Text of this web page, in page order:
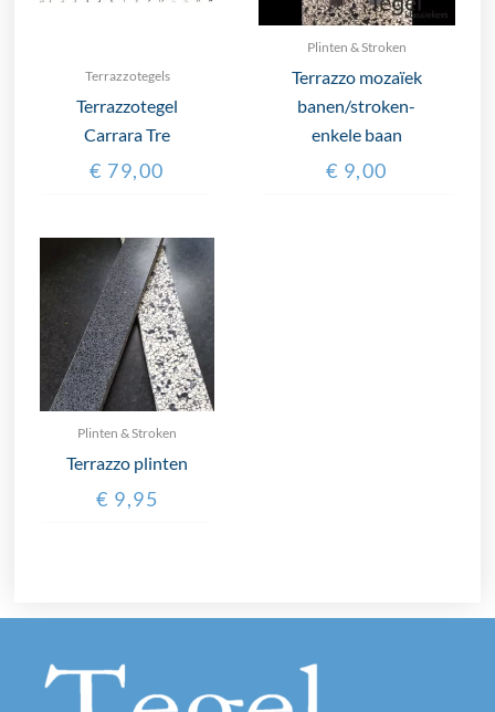
Terrazzotegels
Terrazzotegel
Carrara Tre
€ 79,00
Plinten & Stroken
Terrazzo mozaïek
banen/stroken-
enkele baan
€ 9,00
Plinten & Stroken
Terrazzo plinten
€ 9,95